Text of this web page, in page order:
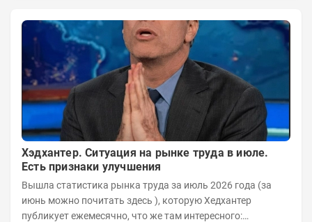
Хэдхантер. Ситуация на рынке труда в июле.
Есть признаки улучшения
Вышла статистика рынка труда за июль 2026 года (за
июнь можно почитать здесь ), которую Хедхантер
публикует ежемесячно, что же там интересного: